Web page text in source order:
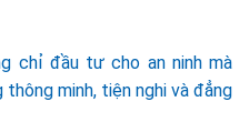
chỉ đầu tư cho an ninh mà
minh, tiện nghi và đẳng